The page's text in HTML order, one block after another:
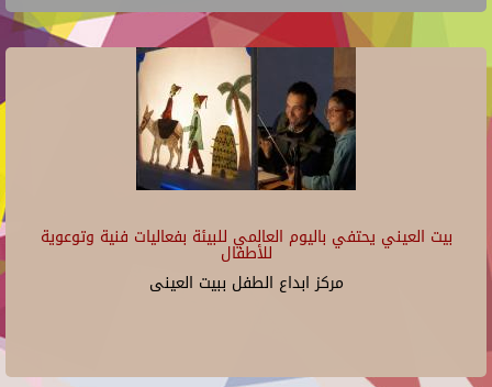
بيت العيني يحتفي باليوم العالمي للبيئة بفعاليات فنية وتوعوية
للأطفال
مركز ابداع الطفل ببيت العينى